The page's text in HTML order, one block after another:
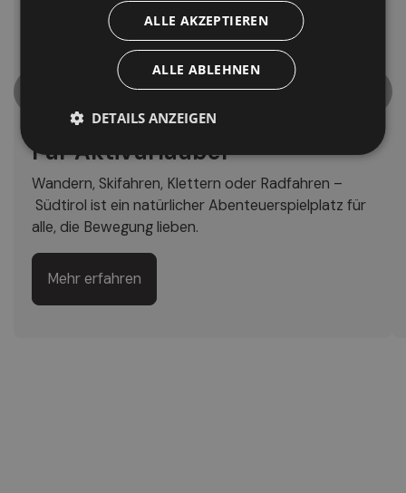
Für Aktivurlauber
Wandern, Skifahren, Klettern oder Radfahren –
Südtirol ist ein natürlicher Abenteuerspielplatz für
alle, die Bewegung lieben.
Mehr erfahren
ALLE AKZEPTIEREN
ALLE ABLEHNEN
DETAILS ANZEIGEN